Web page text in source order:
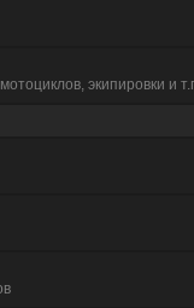
экипировки и